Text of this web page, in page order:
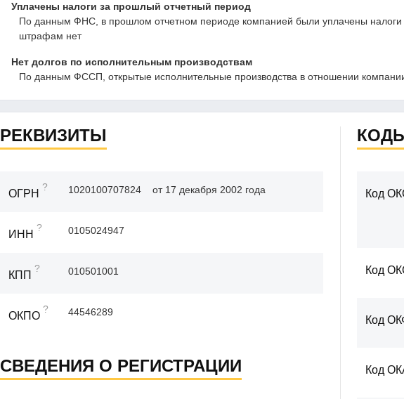
Уплачены налоги за прошлый отчетный период
По данным ФНС, в прошлом отчетном периоде компанией были уплачены
штрафам нет
Нет долгов по исполнительным производствам
По данным ФССП, открытые исполнительные производства в отношении компании
РЕКВИЗИТЫ
ОГРН
? 1020100707824 от 17 декабря 2002 года
ИНН
? 0105024947
КПП
? 010501001
ОКПО
? 44546289
СВЕДЕНИЯ О РЕГИСТРАЦИИ
Код
Код
Код
Код